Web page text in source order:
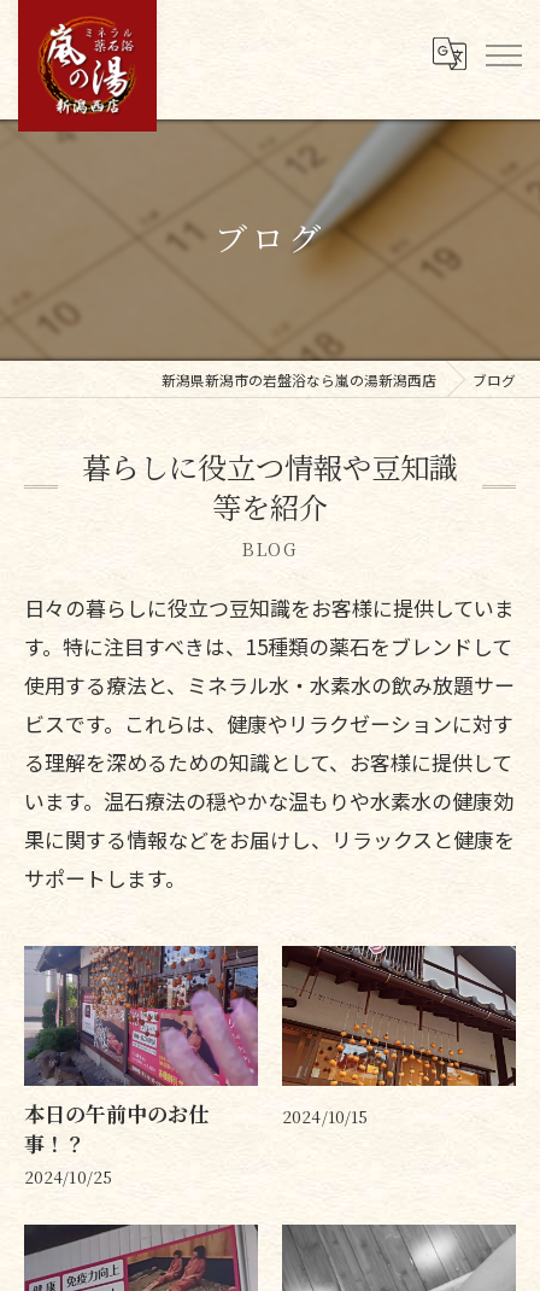
ブログ
新潟県新潟市の岩盤浴なら嵐の湯新潟西店 ブログ
暮らしに役立つ情報や豆知識
等を紹介
BLOG
日々の暮らしに役立つ豆知識をお客様に提供していま
す。特に注目すべきは、15種類の薬石をブレンドして
使用する療法と、ミネラル水・水素水の飲み放題サー
ビスです。これらは、健康やリラクゼーションに対す
る理解を深めるための知識として、お客様に提供して
います。温石療法の穏やかな温もりや水素水の健康効
果に関する情報などをお届けし、リラックスと健康を
サポートします。
本日の午前中のお仕
事！？
2024/10/25
2024/10/15